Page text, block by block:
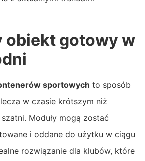
obiekt gotowy w
sportowych to sposób
w czasie krótszym niż
Moduły mogą zostać
i oddane do użytku w ciągu
rozwiązanie dla klubów, które